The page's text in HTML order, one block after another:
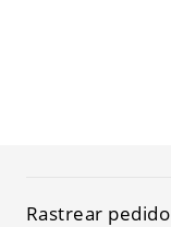
Rastrear pedido